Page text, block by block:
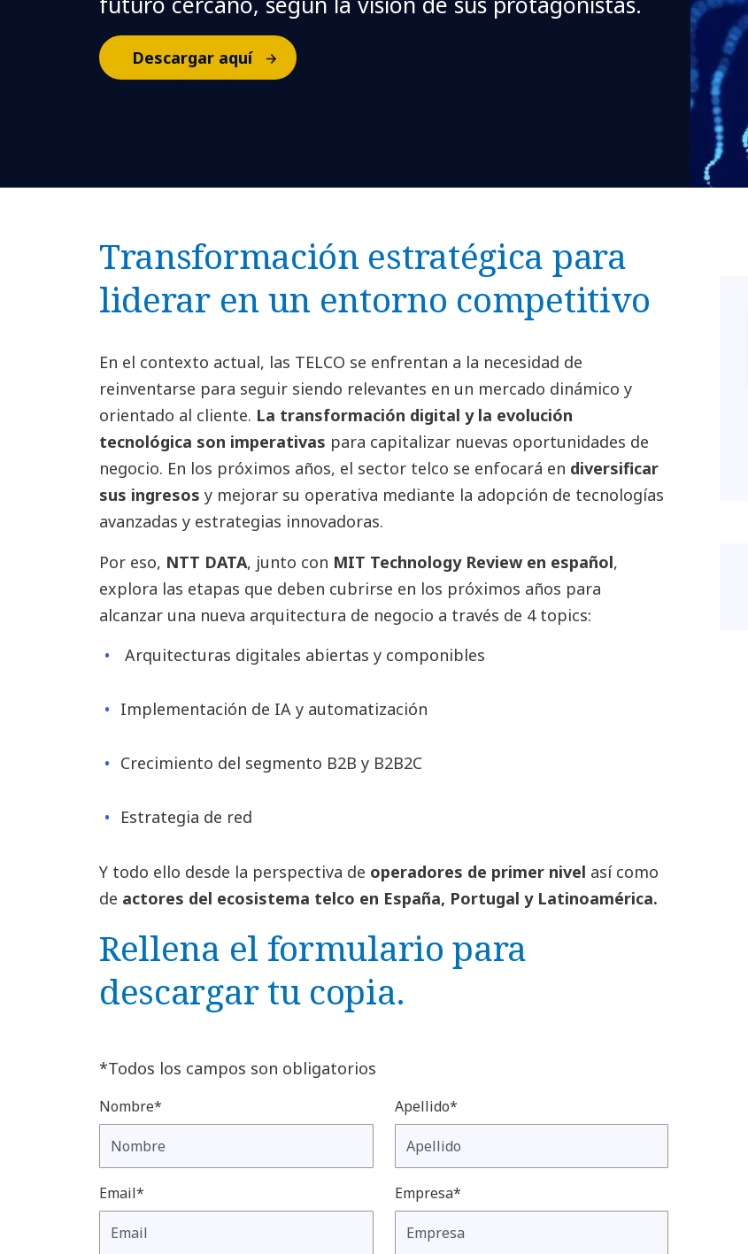
Descargar aquí
Transformación estratégica para
liderar en un entorno competitivo
En el contexto actual, las TELCO se enfrentan a la necesidad de
reinventarse para seguir siendo relevantes en un mercado dinámico y
orientado al cliente. La transformación digital y la evolución
tecnológica son imperativas para capitalizar nuevas oportunidades de
negocio. En los próximos años, el sector telco se enfocará en diversificar
sus ingresos y mejorar su operativa mediante la adopción de tecnologías
avanzadas y estrategias innovadoras.
Por eso, NTT DATA, junto con MIT Technology Review en español,
explora las etapas que deben cubrirse en los próximos años para
alcanzar una nueva arquitectura de negocio a través de 4 topics:
Arquitecturas digitales abiertas y componibles
Implementación de IA y automatización
Crecimiento del segmento B2B y B2B2C
Estrategia de red
Y todo ello desde la perspectiva de operadores de primer nivel así como
de actores del ecosistema telco en España, Portugal y Latinoamérica.
Rellena el formulario para
descargar tu copia.
*Todos los campos son obligatorios
Nombre* Apellido*
Email* Empresa*